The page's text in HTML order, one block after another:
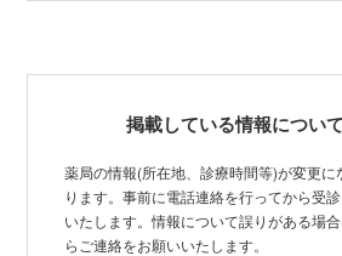
掲載している情報につい
薬局の情報(所在地、診療時間等)が変更に
ります。事前に電話連絡を行ってから受
いたします。情報について誤りがある場
らご連絡をお願いいたします。